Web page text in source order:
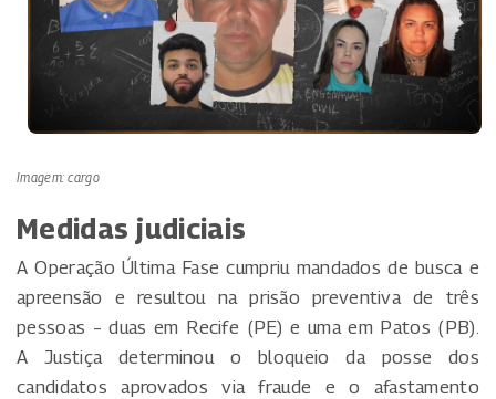
Imagem: cargo
Medidas judiciais
A Operação Última Fase cumpriu mandados de busca e
apreensão e resultou na prisão preventiva de três
pessoas – duas em Recife (PE) e uma em Patos (PB).
A Justiça determinou o bloqueio da posse dos
candidatos aprovados via fraude e o afastamento